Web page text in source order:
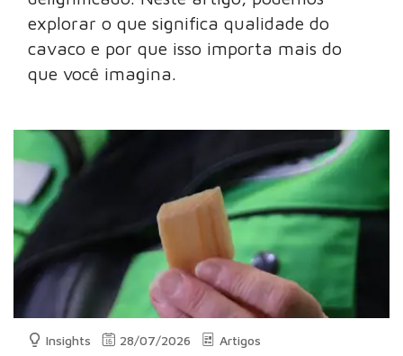
explorar o que significa qualidade do
cavaco e por que isso importa mais do
que você imagina.
Insights 28/07/2026 Artigos